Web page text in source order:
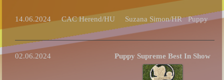
14.06.2024 CAC Herend/HU Suzana Simon/HR Puppy
02.06.2024 Puppy Supreme Best In Show